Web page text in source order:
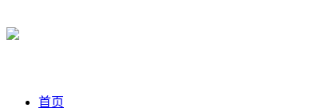
首页